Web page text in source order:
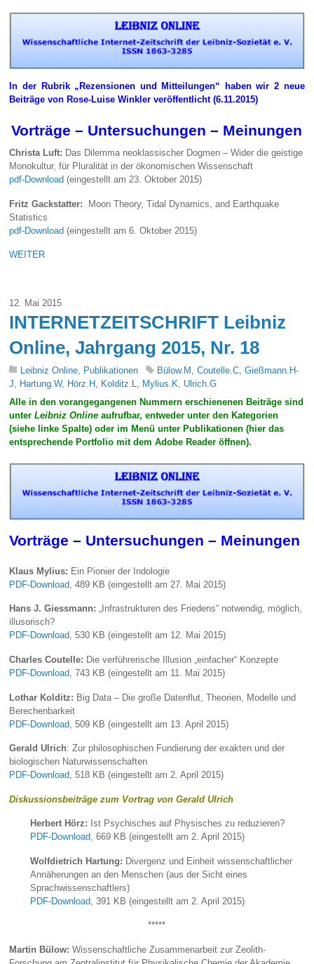
In der Rubrik „Rezensionen und Mitteilungen“ haben wir 2 neue
Beiträge von Rose-Luise Winkler veröffentlicht (6.11.2015)
Vorträge – Untersuchungen – Meinungen
Christa Luft: Das Dilemma neoklassischer Dogmen – Wider die geistige
Monokultur, für Pluralität in der ökonomischen Wissenschaft
pdf-Download(eingestellt am 23. Oktober 2015)
Fritz Gackstatter: Moon Theory, Tidal Dynamics, and Earthquake
Statistics
pdf-Download (eingestellt am 6. Oktober 2015)
WEITER
12. Mai 2015
INTERNETZEITSCHRIFT Leibniz
Online, Jahrgang 2015, Nr. 18
Leibniz Online, Publikationen Bülow.M ,Coutelle.C,Gießmann.H-
J, Hartung.W, Hörz.H , Kolditz.L, Mylius.K, Ulrich.G
Alle in den vorangegangenen Nummern erschienenen Beiträge sind
unterLeibniz Online aufrufbar, entweder unter den Kategorien
(siehe linke Spalte) oder im Menü unter Publikationen (hier das
entsprechende Portfolio mit dem Adobe Reader öffnen).
Vorträge – Untersuchungen – Meinungen
Klaus Mylius: Ein Pionier der Indologie
PDF-Download , 489 KB (eingestellt am 27. Mai 2015)
Hans J. Giessmann: „Infrastrukturen des Friedens“ notwendig, möglich,
illusorisch?
PDF-Download, 530 KB (eingestellt am 12. Mai 2015)
Charles Coutelle: Die verführerische Illusion „einfacher“ Konzepte
PDF-Download, 743 KB (eingestellt am 11. Mai 2015)
Lothar Kolditz: Big Data – Die große Datenflut, Theorien, Modelle und
Berechenbarkeit
PDF-Download , 509 KB (eingestellt am 13. April 2015)
Gerald Ulrich: Zur philosophischen Fundierung der exakten und der
biologischen Naturwissenschaften
PDF-Download, 518 KB (eingestellt am 2. April 2015)
Diskussionsbeiträge zum Vortrag von Gerald Ulrich
Herbert Hörz: Ist Psychisches auf Physisches zu reduzieren?
PDF-Download, 669 KB (eingestellt am 2. April 2015)
Wolfdietrich Hartung: Divergenz und Einheit wissenschaftlicher
Annäherungen an den Menschen (aus der Sicht eines
Sprachwissenschaftlers)
PDF-Download , 391 KB (eingestellt am 2. April 2015)
*****
Martin Bülow: Wissenschaftliche Zusammenarbeit zur Zeolith-